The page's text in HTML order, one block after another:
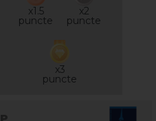
x1.5
puncte
x2
puncte
x3
puncte